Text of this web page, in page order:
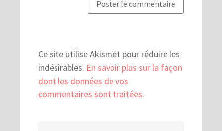
Ce site utilise Akismet pour réduire les
indésirables. En savoir plus sur la façon
dont les données de vos
commentaires sont traitées.